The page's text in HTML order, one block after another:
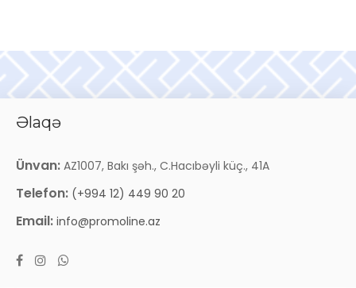
Əlaqə
Ünvan: AZ1007, Bakı şəh., C.Hacıbəyli küç., 41A
Telefon: (+994 12) 449 90 20
Email: info@promoline.az